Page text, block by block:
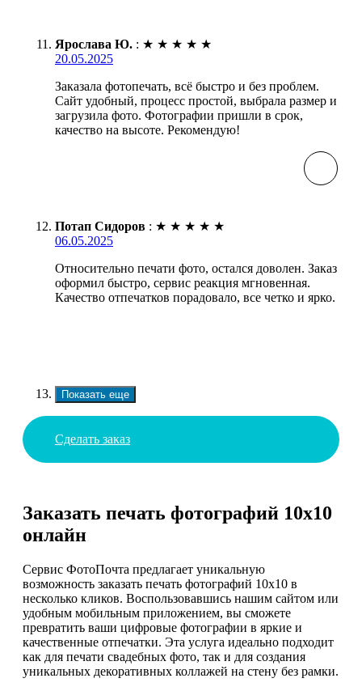
Ярослава Ю. : ★ ★ ★ ★ ★
20.05.2025
Заказала фотопечать, всё быстро и без проблем.
Сайт удобный, процесс простой, выбрала размер и
загрузила фото. Фотографии пришли в срок,
качество на высоте. Рекомендую!
Потап Сидоров : ★ ★ ★ ★ ★
06.05.2025
Относительно печати фото, остался доволен. Заказ
оформил быстро, сервис реакция мгновенная.
Качество отпечатков порадовало, все четко и ярко.
Показать еще
Сделать заказ
Заказать печать фотографий 10х10
онлайн
Сервис ФотоПочта предлагает уникальную
возможность заказать печать фотографий 10х10 в
несколько кликов. Воспользовавшись нашим сайтом или
удобным мобильным приложением, вы сможете
превратить ваши цифровые фотографии в яркие и
качественные отпечатки. Эта услуга идеально подходит
как для печати свадебных фото, так и для создания
уникальных декоративных коллажей на стену без рамки.